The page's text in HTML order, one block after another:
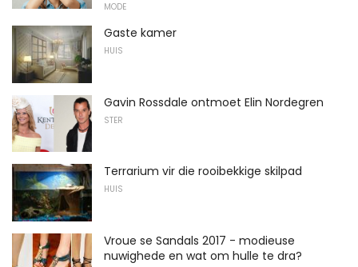
MODE
Gaste kamer
HUIS
Gavin Rossdale ontmoet Elin Nordegren
STER
Terrarium vir die rooibekkige skilpad
HUIS
Vroue se Sandals 2017 - modieuse
nuwighede en wat om hulle te dra?